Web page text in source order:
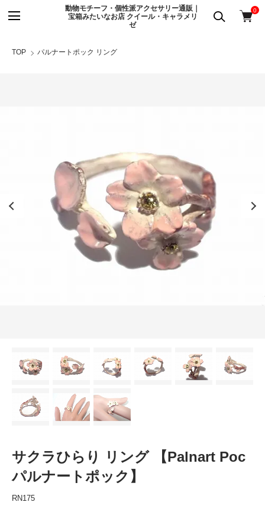
動物モチーフ・個性派アクセサリー通販｜
宝箱みたいなお店 クイール・キャラメリ
ゼ
0
TOP パルナートポック リング
サクラひらり リング 【Palnart Poc
パルナートポック】
RN175